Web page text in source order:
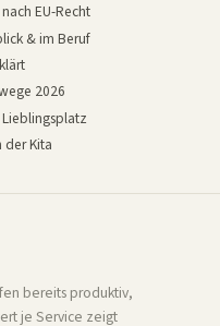
EU-Recht
& im Beruf
2026
der Kita
bereits produktiv,
je Service zeigt